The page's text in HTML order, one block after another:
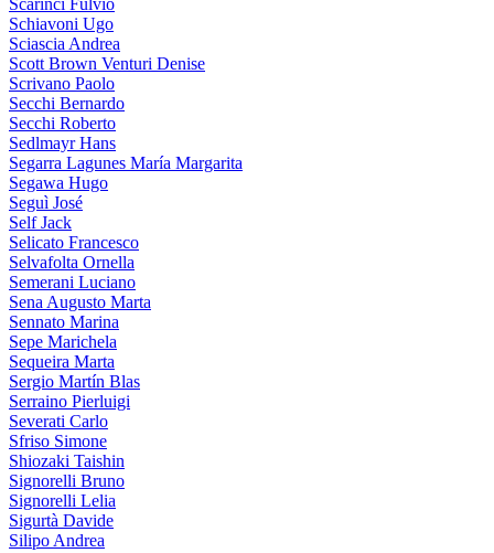
Schiavoni Ugo
Sciascia Andrea
Scott Brown Venturi Denise
Scrivano Paolo
Secchi Bernardo
Secchi Roberto
Sedlmayr Hans
Segarra Lagunes María Margarita
Segawa Hugo
Seguì José
Self Jack
Selicato Francesco
Selvafolta Ornella
Semerani Luciano
Sena Augusto Marta
Sennato Marina
Sepe Marichela
Sequeira Marta
Sergio Martín Blas
Serraino Pierluigi
Severati Carlo
Sfriso Simone
Shiozaki Taishin
Signorelli Bruno
Signorelli Lelia
Sigurtà Davide
Silipo Andrea